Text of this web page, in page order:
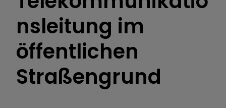
nsleitung im
öffentlichen
Straßengrund